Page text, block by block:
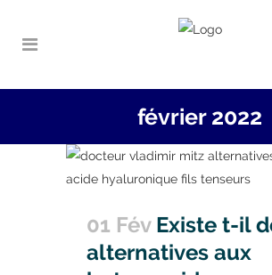
février 2022
01 Fév Existe t-il
alternatives aux